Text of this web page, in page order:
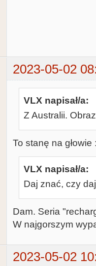
2023-05-02
VLX napisał/a:
Z Australii.
To stanę na głowie
VLX napisał/a:
Daj znać, czy
Dam. Seria
W najgorszym
2023-05-02